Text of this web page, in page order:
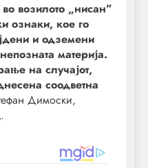
возилото „нисан”
ознаки, кое го
и одземени
материја.
на случајот,
соодветна
Димоски,